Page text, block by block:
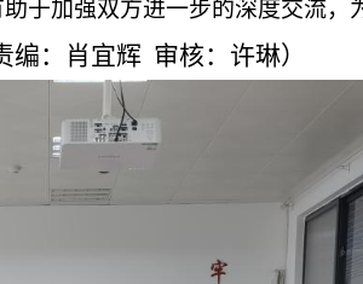
于加强双方进一步的深度交流，
编：肖宜辉 审核：许琳）